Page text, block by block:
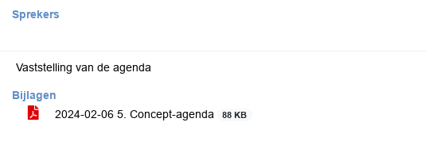
Sprekers
Vaststelling van de agenda
Bijlagen
2024-02-06 5. Concept-agenda
88 KB